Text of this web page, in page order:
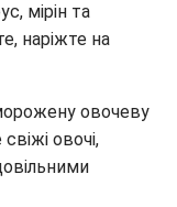
мірін та
наріжте на
овочеву
овочі,